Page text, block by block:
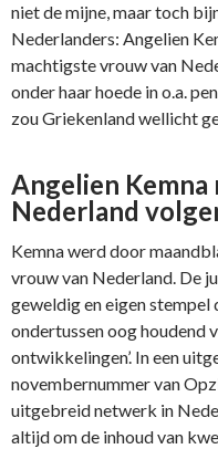
niet de mijne, maar toch
Nederlanders: Angelien
machtigste vrouw van
onder haar hoede in o.a.
zou Griekenland wellicht
Angelien
Nederland
Kemna werd door
vrouw van Nederland. De
geweldig en eigen
ondertussen oog houdend
ontwikkelingen’. In een
novembernummer van
uitgebreid netwerk in
altijd om de inhoud van